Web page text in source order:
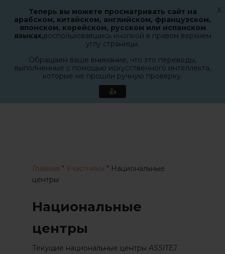
поиск
Меню
Главная " Участники " Национальные
центры
Национальные
центры
Текущие национальные центрыASSITEJ
меню
Теперь вы можете просматривать сайт на
арабском, китайском, английском, французском,
японском, корейском, русском или испанском
языках,воспользовавшись кнопкой в правом верхнем
углу страницы.
Обращаем ваше внимание, что это переводы,
выполненные с помощью искусственного интеллекта,
которые не прошли ручную проверку.
👍
X